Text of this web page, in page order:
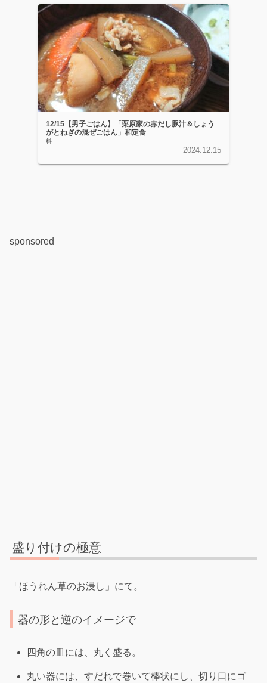
12/15【男子ごはん】「栗原家の赤だし豚汁＆しょう
がとねぎの混ぜごはん」和定食
料...
2024.12.15
sponsored
盛り付けの極意
「ほうれん草のお浸し」にて。
器の形と逆のイメージで
四角の皿には、丸く盛る。
丸い器には、すだれで巻いて棒状にし、切り口にゴ